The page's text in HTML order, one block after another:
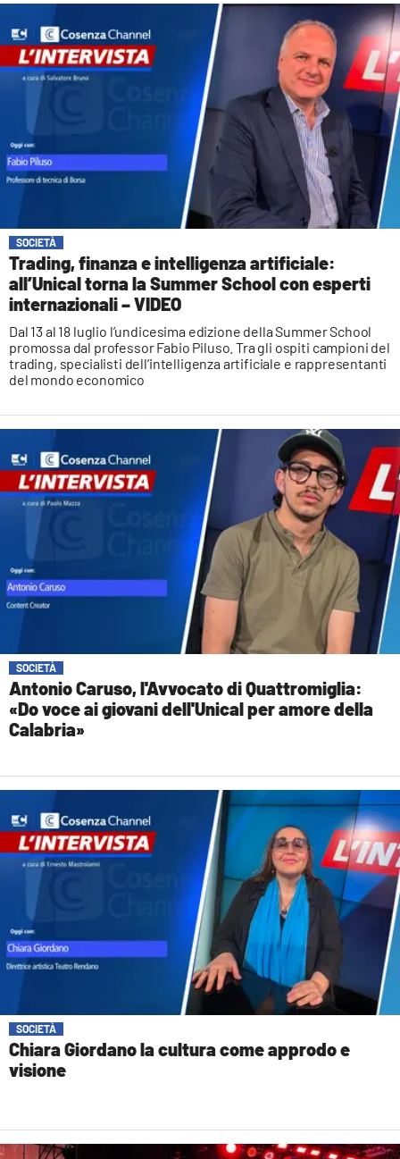
SOCIETÀ
Trading, finanza e intelligenza artificiale:
all’Unical torna la Summer School con esperti
internazionali – VIDEO
Dal 13 al 18 luglio l’undicesima edizione della Summer School
promossa dal professor Fabio Piluso. Tra gli ospiti campioni del
trading, specialisti dell’intelligenza artificiale e rappresentanti
del mondo economico
SOCIETÀ
Antonio Caruso, l'Avvocato di Quattromiglia:
«Do voce ai giovani dell'Unical per amore della
Calabria»
SOCIETÀ
Chiara Giordano la cultura come approdo e
visione